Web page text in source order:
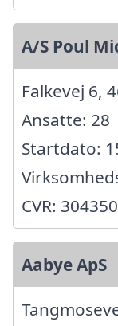
A/S Poul
Falkevej 6,
Ansatte: 28
Startdato:
CVR:
Aabye ApS